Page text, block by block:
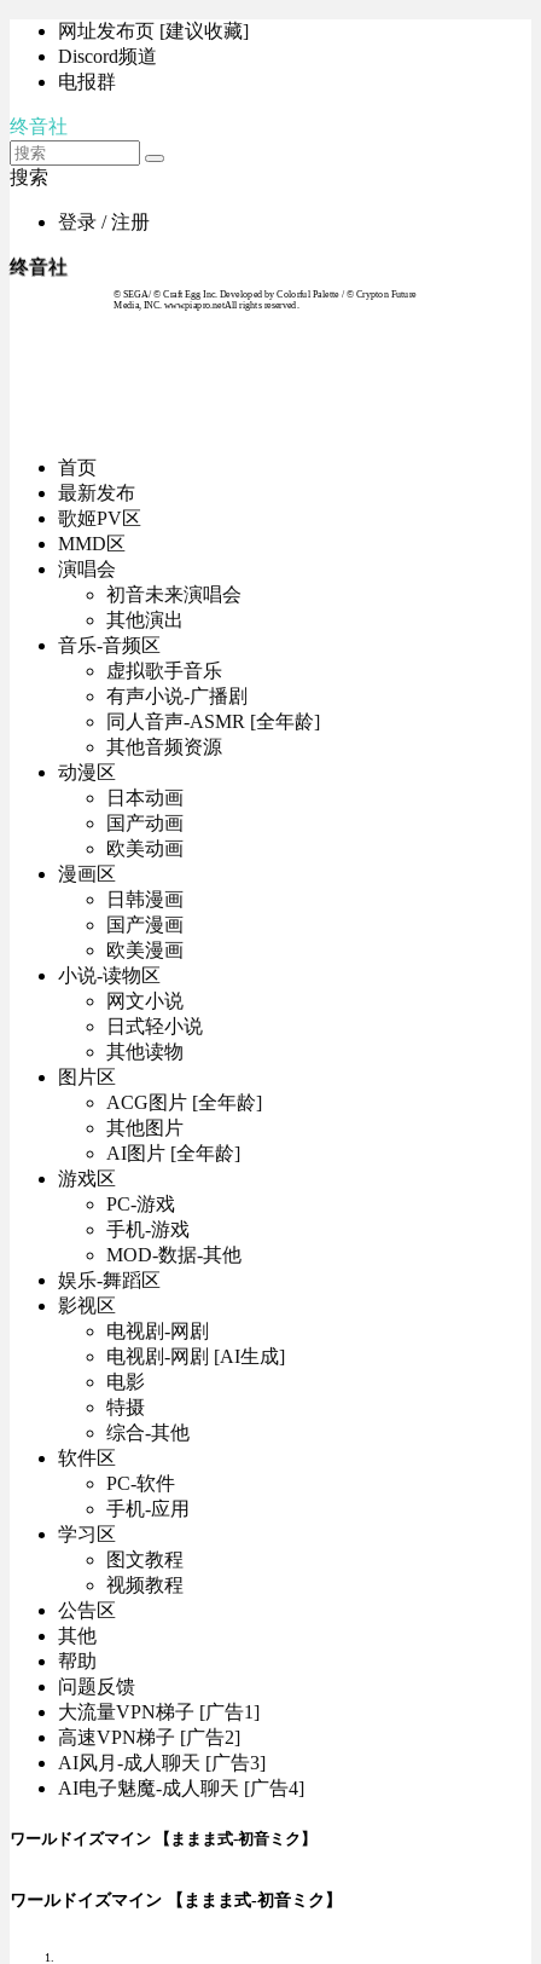
网址发布页 [建议收藏]
Discord频道
电报群
终音社
搜索
登录 / 注册
终音社
© SEGA / © Craft Egg Inc. Developed by Colorful Palette / © Crypton Future
Media, INC. www.piapro.netAll rights reserved.
首页
最新发布
歌姬PV区
MMD区
演唱会
初音未来演唱会
其他演出
音乐-音频区
虚拟歌手音乐
有声小说-广播剧
同人音声-ASMR [全年龄]
其他音频资源
动漫区
日本动画
国产动画
欧美动画
漫画区
日韩漫画
国产漫画
欧美漫画
小说-读物区
网文小说
日式轻小说
其他读物
图片区
ACG图片 [全年龄]
其他图片
AI图片 [全年龄]
游戏区
PC-游戏
手机-游戏
MOD-数据-其他
娱乐-舞蹈区
影视区
电视剧-网剧
电视剧-网剧 [AI生成]
电影
特摄
综合-其他
软件区
PC-软件
手机-应用
学习区
图文教程
视频教程
公告区
其他
帮助
问题反馈
大流量VPN梯子 [广告1]
高速VPN梯子 [广告2]
AI风月-成人聊天 [广告3]
AI电子魅魔-成人聊天 [广告4]
ワールドイズマイン 【ままま式-初音ミク】
ワールドイズマイン 【ままま式-初音ミク】